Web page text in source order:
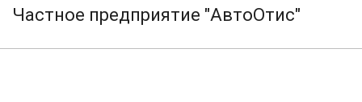
Частное предприятие "АвтоОтис"